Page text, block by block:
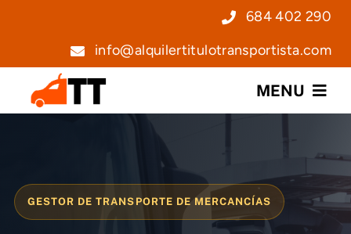
684 402 290
info@alquilertitulotransportista.com
MENU
Servicios
GESTOR DE TRANSPORTE DE MERCANCÍAS